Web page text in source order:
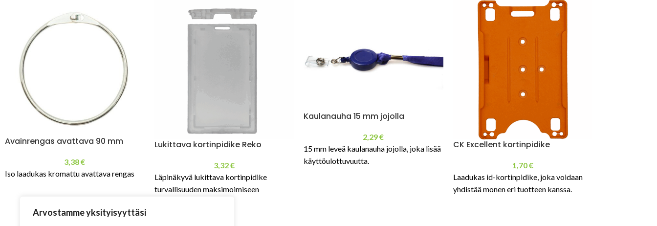
Arvostamme yksityisyyttäsi
Avainrengas avattava 90 mm
3,38€
Iso laadukas kromattu avattava rengas
Lukittava kortinpidike Reko
3,32€
Läpinäkyvä lukittava kortinpidike
turvallisuuden maksimoimiseen
Kaulanauha 15 mm jojolla
2,29€
15 mm leveä kaulanauha jojolla, joka lisää
käyttöulottuvuutta.
CK Excellent kortinpidike
1,70€
Laadukas id-kortinpidike, joka voidaan
yhdistää monen eri tuotteen kanssa.